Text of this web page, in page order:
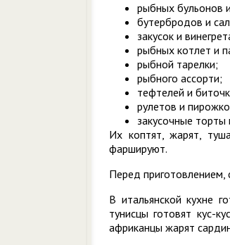
рыбных бульонов
бутербродов и
закусок и
рыбных котлет и
рыбной тарелки;
рыбного ассорти;
тефтелей и
рулетов и
закусочные торты
Их коптят, жарят,
фаршируют.
Перед
В итальянской кухне
тунисцы готовят кус-
африканцы жарят